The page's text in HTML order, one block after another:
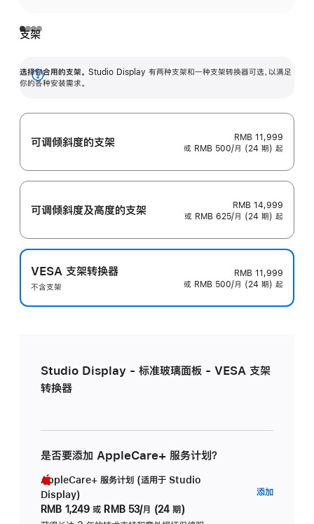
支架
选择你合用的支架。 Studio Display 有两种支架和一种支架转换器可选，以满足
你的各种安装需求。
展
可调倾斜度的支架
RMB 11,999
或 RMB 500/月 (24 期) 起
可调倾斜度及高‍度的支‍架
RMB 14,999
或 RMB 625/月 (24 期) 起
VESA 支架转换器
不含支架
RMB 11,999
或 RMB 500/月 (24 期) 起
Studio Display - 标准玻璃面板 - VESA 支架
转换器
是否要添加 AppleCare+ 服务计划？
AppleCare+ 服务计划 (适用于 Studio
Display)
RMB 1,249 或 RMB 53/月 (24 期)
添加